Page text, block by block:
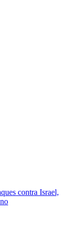
contra Israel,